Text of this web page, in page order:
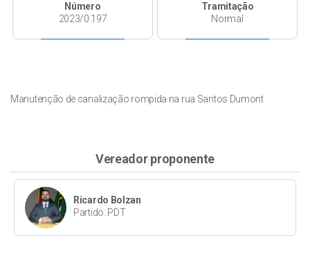
Número
2023/0.197
Tramitação
Normal
Manutenção de canalização rompida na rua Santos Dumont
Vereador proponente
Ricardo Bolzan
Partido: PDT